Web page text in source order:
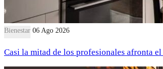
Bienestar 06 Ago 2026
Casi la mitad de los profesionales afronta